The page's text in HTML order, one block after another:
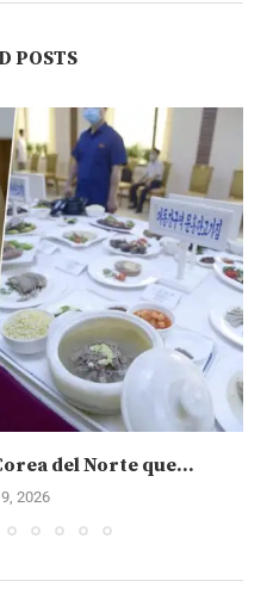
POSTS
del Norte que...
2026